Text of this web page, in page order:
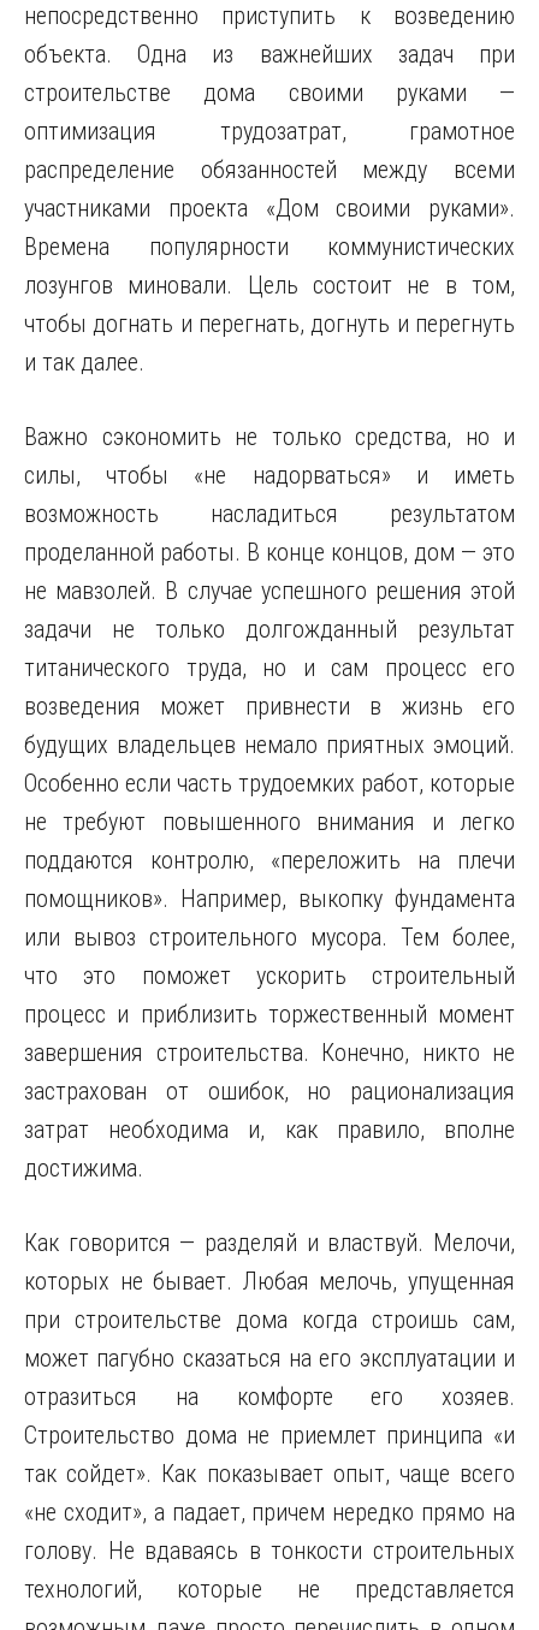
непосредственно приступить к возведению
объекта. Одна из важнейших задач при
строительстве дома своими руками —
оптимизация трудозатрат, грамотное
распределение обязанностей между всеми
участниками проекта «Дом своими руками».
Времена популярности коммунистических
лозунгов миновали. Цель состоит не в том,
чтобы догнать и перегнать, догнуть и перегнуть
и так далее.
Важно сэкономить не только средства, но и
силы, чтобы «не надорваться» и иметь
возможность насладиться результатом
проделанной работы. В конце концов, дом — это
не мавзолей. В случае успешного решения этой
задачи не только долгожданный результат
титанического труда, но и сам процесс его
возведения может привнести в жизнь его
будущих владельцев немало приятных эмоций.
Особенно если часть трудоемких работ, которые
не требуют повышенного внимания и легко
поддаются контролю, «переложить на плечи
помощников». Например, выкопку фундамента
или вывоз строительного мусора. Тем более,
что это поможет ускорить строительный
процесс и приблизить торжественный момент
завершения строительства. Конечно, никто не
застрахован от ошибок, но рационализация
затрат необходима и, как правило, вполне
достижима.
Как говорится — разделяй и властвуй. Мелочи,
которых не бывает. Любая мелочь, упущенная
при строительстве дома когда строишь сам,
может пагубно сказаться на его эксплуатации и
отразиться на комфорте его хозяев.
Строительство дома не приемлет принципа «и
так сойдет». Как показывает опыт, чаще всего
«не сходит», а падает, причем нередко прямо на
голову. Не вдаваясь в тонкости строительных
технологий, которые не представляется